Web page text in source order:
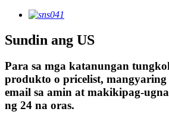
Sundin ang US
Para sa mga katanungan
produkto o pricelist,
email sa amin at makikipag-
ng 24 na oras.